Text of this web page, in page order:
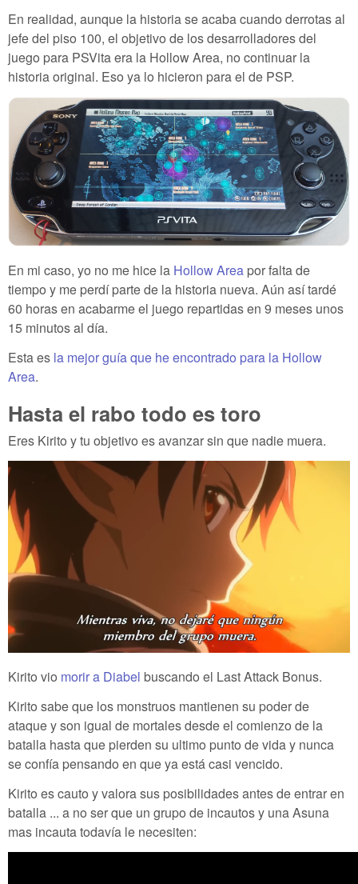
En realidad, aunque la historia se acaba cuando derrotas al
jefe del piso 100, el objetivo de los desarrolladores del
juego para PSVita era la Hollow Area, no continuar la
historia original. Eso ya lo hicieron para el de PSP.
En mi caso, yo no me hice la Hollow Area por falta de
tiempo y me perdí parte de la historia nueva. Aún así tardé
60 horas en acabarme el juego repartidas en 9 meses unos
15 minutos al día.
Esta es la mejor guía que he encontrado para la Hollow
Area.
Hasta el rabo todo es toro
Eres Kirito y tu objetivo es avanzar sin que nadie muera.
Kirito vio morir a Diabel buscando el Last Attack Bonus.
Kirito sabe que los monstruos mantienen su poder de
ataque y son igual de mortales desde el comienzo de la
batalla hasta que pierden su ultimo punto de vida y nunca
se confía pensando en que ya está casi vencido.
Kirito es cauto y valora sus posibilidades antes de entrar en
batalla ... a no ser que un grupo de incautos y una Asuna
mas incauta todavía le necesiten: